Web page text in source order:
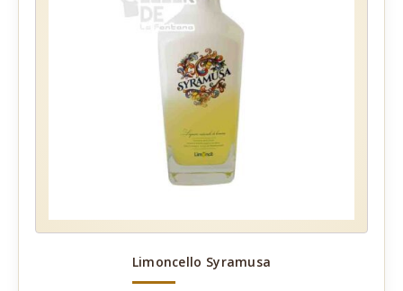
Limoncello Syramusa